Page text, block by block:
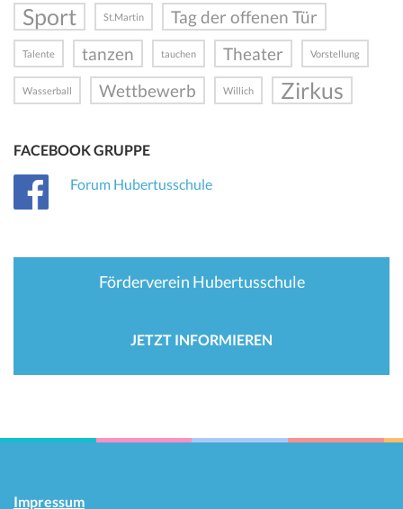
Sport
St.Martin Tag der offenen Tür
Talente tanzen tauchen Theater Vorstellung
Wasserball Wettbewerb Willich Zirkus
FACEBOOK GRUPPE
Forum Hubertusschule
Förderverein Hubertusschule
JETZT INFORMIEREN
Impressum